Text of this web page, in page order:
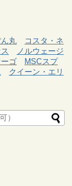
丸
コスタ・ネ
ノルウェージ
ゴ
MSCスプ
クイーン・エリ